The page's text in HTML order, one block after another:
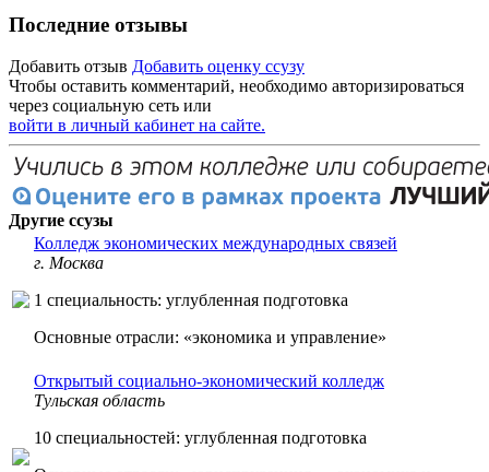
Последние отзывы
Добавить отзыв Добавить оценку ссузу
Чтобы оставить комментарий, необходимо авторизироваться
через социальную сеть или
войти в личный кабинет на сайте.
Другие ссузы
Колледж экономических международных связей
г. Москва
1 специальность: углубленная подготовка
Основные отрасли: «экономика и управление»
Открытый социально-экономический колледж
Тульская область
10 специальностей: углубленная подготовка